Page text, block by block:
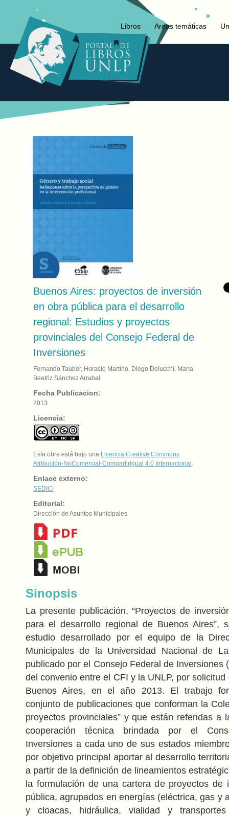
Libros Areas temáticas
Buenos Aires: proyectos de inversión
en obra pública para el desarrollo
regional: Estudios y proyectos
provinciales del Consejo Federal de
Inversiones
Fernando Tauber, Horacio Martino, Diego Delucchi, María
Beatriz Sánchez Arrabal
Fecha Publicacion:
2013
Licencia:
Esta obra está bajo una Licencia Creative Commons
Atribución-NoComercial-CompartirIgual 4.0 Internacional
Enlace externo:
SEDICI
Editorial:
Dirección de Asuntos Municipales
Sinopsis
La presente publicación, “Proyectos de
para el desarrollo regional de Buenos Aires”,
estudio desarrollado por el equipo de la
Municipales de la Universidad Nacional de
publicado por el Consejo Federal de Inversiones
del convenio entre el CFI y la UNLP, por
Buenos Aires, en el año 2013. El trabajo
conjunto de publicaciones que conforman la
proyectos provinciales” y que están referidas a
cooperación técnica brindada por el
Inversiones a cada uno de sus estados
por objetivo principal aportar al desarrollo
a partir de la definición de lineamientos
la formulación de una cartera de proyectos de
pública, agrupados en energías (eléctrica, gas y
y cloacas, hidráulica, vialidad y